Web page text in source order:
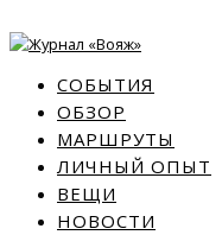
СОБЫТИЯ
ОБЗОР
МАРШРУТЫ
ЛИЧНЫЙ ОПЫТ
ВЕЩИ
НОВОСТИ